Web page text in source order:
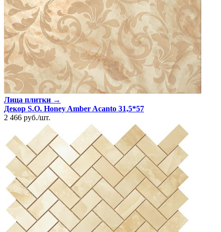
Лица плитки →
Декор S.O. Honey Amber Acanto 31,5*57
2 466 руб./шт.